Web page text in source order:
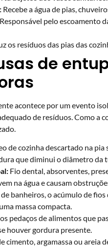
Recebe a água de pias,
Responsável pelo escoamento
os resíduos das pias das
de
acontece por um evento
de resíduos. Como a
de cozinha descartado na
que diminui o diâmetro
Fio dental, absorventes,
na água e causam
banheiros, o acúmulo de
massa compacta.
pedaços de alimentos que
houver gordura presente.
cimento, argamassa ou areia